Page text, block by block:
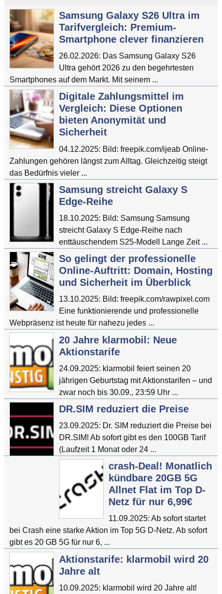
Samsung Galaxy S26 Ultra im
Tarifvergleich: Premium-
Smartphone clever finanzieren
26.02.2026: Das Samsung Galaxy S26
Ultra gehört 2026 zu den begehrtesten
Smartphones auf dem Markt. Mit seinem ...
Digitale Zahlungsmittel im
Vergleich: Diese Optionen
bieten Anonymität und
Sicherheit
04.12.2025: Bild: freepik.com/ijeab Online-
Zahlungen gehören längst zum Alltag. Gleichzeitig steigt
das Bedürfnis vieler ...
Samsung streicht Galaxy S
Edge-Reihe
18.10.2025: Bild: Samsung Samsung
streicht Galaxy S Edge-Reihe nach
enttäuschendem S25-Modell Lange Zeit ...
So gelingt der professionelle
Online-Auftritt: Domain, Hosting
und Sicherheit im Überblick
13.10.2025: Bild: freepik.com/rawpixel.com
Eine funktionierende und professionelle
Webpräsenz ist heute für nahezu jedes ...
20 Jahre klarmobil: Neue
Aktionstarife
24.09.2025: klarmobil feiert seinen 20
jährigen Geburtstag mit Aktionstarifen – und
zwar noch bis 30.09., 23:59 Uhr ...
DR.SIM reduziert die Preise
23.09.2025: Dr. SIM reduziert die Preise bei
DR.SIM! Ab sofort gibt es den 100GB Tarif
(Laufzeit 1 Monat oder 24 ...
crash-Deal! Monatlich
kündbare 20GB 5G
Allnet Flat im Top D-
Netz für nur 6,99€
11.09.2025: Ab sofort startet
bei Crash eine starke Aktion im Top 5G D-Netz. Ab sofort
gibt es 20 GB 5G für nur 6, ...
Aktionstarife: klarmobil wird 20
Jahre alt
10.09.2025: klarmobil wird 20 Jahre alt!